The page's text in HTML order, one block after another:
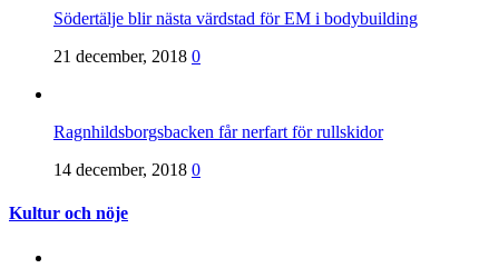
Södertälje blir nästa värdstad för EM i bodybuilding
21 december, 2018 0
Ragnhildsborgsbacken får nerfart för rullskidor
14 december, 2018 0
Kultur och nöje